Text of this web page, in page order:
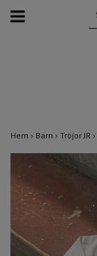
Hem › Barn › Tröjor JR ›